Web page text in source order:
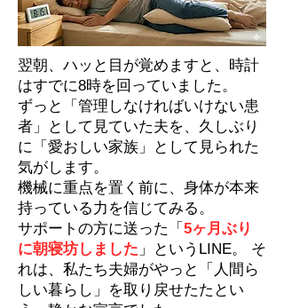
翌朝、ハッと目が覚めますと、時計
はすでに8時を回っていました。
ずっと「管理しなければいけない患
者」として見ていた夫を、久しぶり
に「愛おしい家族」として見られた
気がします。
機械に重点を置く前に、身体が本来
持っている力を信じてみる。
サポートの方に送った「 5ヶ月ぶり​​
に朝寝坊しました 」というLINE。 そ
れは、私たち夫婦がやっと「人間ら
しい暮らし」を取り戻せたたとい